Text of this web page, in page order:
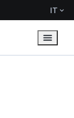
IT